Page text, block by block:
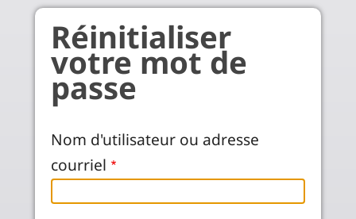
Aller au contenu principal
Réinitialiser
votre mot de
passe
Nom d'utilisateur ou adresse
courriel